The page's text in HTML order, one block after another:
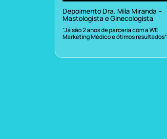
Depoimento Dra. Mila Miranda –
Mastologista e Ginecologista
“Já são 2 anos de parceria com a WE
Marketing Médico e ótimos resultados”